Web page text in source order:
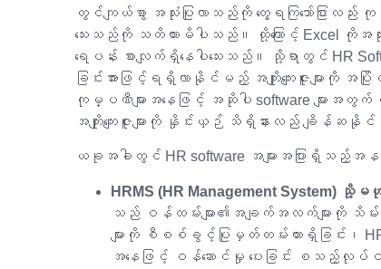
တွင်ကျယ်စွာ အသုံးပြုလာသည်ကို တွေ့ရကြသော်ငြားလည်း ကု
သေးသည်ကို သတိထားမိပါသည်။ ထို့ကြောင့် Excel ကို
ရေပန်း စားလျက်ရှိနေပါသေးသည်။ သို့ရာတွင် HR
ခြင်းအားဖြင့်ရရှိလာနိုင်မည့် အကျိုးကျေးဇူးများကို အ
ကုမ္ပဏီများအနေဖြင့် အဆိုပါ software မျာ
အကျိုးကျေးဇူးများကို နှိုင်းယှဉ် သိရှိနားလည် ချိန်ဆနို
ယခုအခါတွင် HR software အများအပြားရှိသည့်အနက်
HRMS (HR Management System) သို့မ
သည် ဝန်ထမ်းများ၏အချက်အလက်များကို သိမ်
များကို စီစစ်ခွင့်ပြုမှတ်တမ်းထားရှိခြင်း၊ HR
အနေဖြင့် ဝန်ဆောင်မှု ပေးခြင်း စသည့်လုပ်ငန်